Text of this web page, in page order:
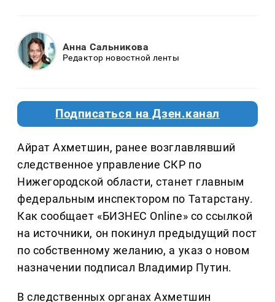
Анна Сальникова
Редактор новостной ленты
Подписаться на Дзен.канал
Айрат Ахметшин, ранее возглавлявший
следственное управление СКР по
Нижегородской области, станет главным
федеральным инспектором по Татарстану.
Как сообщает «БИЗНЕС Online» со ссылкой
на источники, он покинул предыдущий пост
по собственному желанию, а указ о новом
назначении подписал Владимир Путин.
В следственных органах Ахметшин